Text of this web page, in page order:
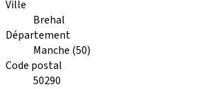
Ville
Brehal
Département
Manche (50)
Code postal
50290